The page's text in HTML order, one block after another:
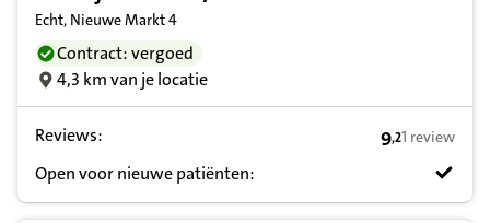
Echt, Nieuwe Markt 4
Contract: vergoed
4,3 km van je locatie
Reviews: 9,2 op basis
9,21 review
Open voor nieuwe patiënten: